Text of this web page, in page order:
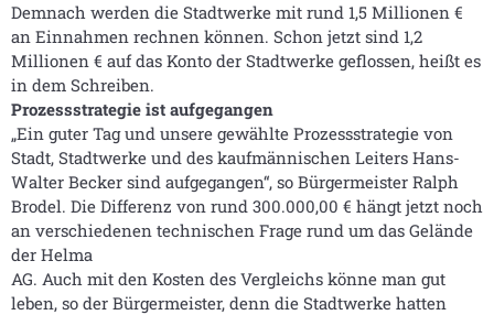
Demnach werden die Stadtwerke mit rund 1,5 Millionen €
an Einnahmen rechnen können. Schon jetzt sind 1,2
Millionen € auf das Konto der Stadtwerke geflossen, heißt es
in dem Schreiben.
Prozessstrategie ist aufgegangen
„Ein guter Tag und unsere gewählte Prozessstrategie von
Stadt, Stadtwerke und des kaufmännischen Leiters Hans-
Walter Becker sind aufgegangen“, so Bürgermeister Ralph
Brodel. Die Differenz von rund 300.000,00 € hängt jetzt noch
an verschiedenen technischen Frage rund um das Gelände
der Helma
AG. Auch mit den Kosten des Vergleichs könne man gut
leben, so der Bürgermeister, denn die Stadtwerke hatten